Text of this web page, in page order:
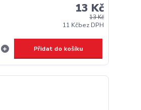
13 Kč
13 Kč
11 Kčbez DPH
Přidat do košíku